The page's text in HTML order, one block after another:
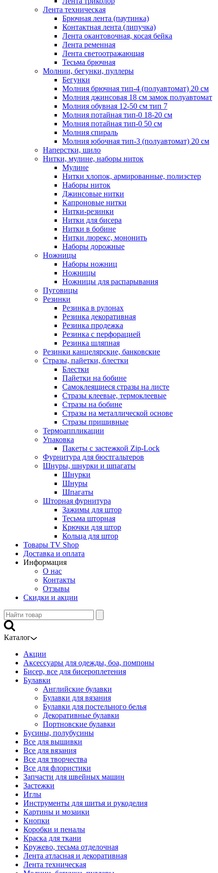
Лента техническая
Брючная лента (паутинка)
Контактная лента (липучка)
Лента окантовочная, косая бейка
Лента ременная
Лента светоотражающая
Тесьма брючная
Молнии, бегунки, пуллеры
Бегунки
Молния брючная тип-4 (полуавтомат) 20 см
Молния джинсовая 18 см замок полуавтомат
Молния обувная 12-50 см тип 7
Молния потайная тип-0 18-20 см
Молния потайная тип-0 50 см
Молния спираль
Молния юбочная тип-3 (полуавтомат) 20 см
Наперстки, шило
Нитки, мулине, наборы ниток
Мулине
Нитки хлопок, армированные, полиэстер
Наборы ниток
Джинсовые нитки
Капроновые нитки
Нитки-резинки
Нитки для бисера
Нитки в бобине
Нитки люрекс, мононить
Наборы дорожные
Ножницы
Наборы ножниц
Ножницы
Ножницы для распарывания
Пуговицы
Резинки
Резинка в рулонах
Резинка декоративная
Резинка продежка
Резинка с перфорацией
Резинка шляпная
Резинки канцелярские, банковские
Стразы, пайетки, блестки
Блестки
Пайетки на бобине
Самоклеящиеся стразы на листе
Стразы клеевые, термоклеевые
Стразы на бобине
Стразы на металлической основе
Стразы пришивные
Термоаппликации
Упаковка
Пакеты с застежкой Zip-Lock
Фурнитура для бюстгальтеров
Шнуры, шнурки и шпагаты
Шнурки
Шнуры
Шпагаты
Шторная фурнитура
Зажимы для штор
Тесьма шторная
Крючки для штор
Кольца для штор
Товары TV Shop
Доставка и оплата
Информация
О нас
Контакты
Отзывы
Скидки и акции
Каталог
Акции
Аксессуары для одежды, боа, помпоны
Бисер, все для бисероплетения
Булавки
Английские булавки
Булавки для вязания
Булавки для постельного белья
Декоративные булавки
Портновские булавки
Бусины, полубусины
Все для вышивки
Все для вязания
Все для творчества
Все для флористики
Запчасти для швейных машин
Застежки
Иглы
Инструменты для шитья и рукоделия
Картины и мозаики
Кнопки
Коробки и пеналы
Краска для ткани
Кружево, тесьма отделочная
Лента атласная и декоративная
Лента техническая